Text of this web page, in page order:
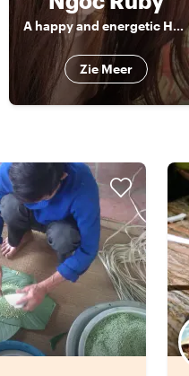
A happy and energetic Hanoian
Zie Meer